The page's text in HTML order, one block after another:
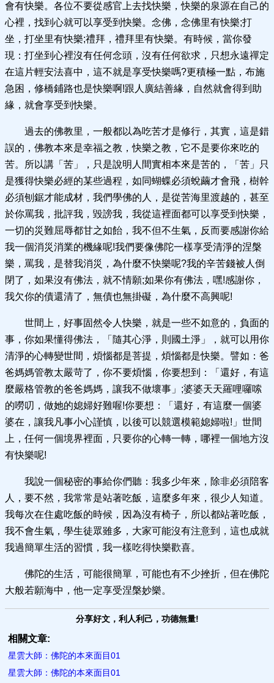
會有快樂。各位不要從感官上去找快樂，快樂的泉源在自己的
心裡，找到心就可以享受到快樂。念佛，念佛里有快樂;打
坐，打坐里有快樂;禮拜，禮拜里有快樂。有時候，當你發
現：打坐到心裡沒有任何念頭，沒有任何欲求，只想永遠禪定
在這片輕安法喜中，這不就是享受快樂嗎?更積極一點，布施
急困，修橋鋪路也是快樂啊!跟人廣結善緣，自然就會得到助
緣，就會享受到快樂。
過去的佛教里，一般都以為吃苦才是修行，其實，這是錯
誤的，佛教本來是幸福之教，快樂之教，它不是要你來吃的
苦。所以講「苦」，只是說明人間實相本來是苦的，「苦」只
是獲得快樂必經的某些過程，如同蝴蝶必須蛻繭才會飛，樹幹
必須刨鋸才能成材，我們學佛的人，是從苦海里渡越的，甚至
於你罵我，批評我，毀謗我，我從這裡面都可以享受到快樂，
一切的災難屈辱都甘之如飴，我不但不生氣，反而要感謝你給
我一個消災消業的機緣呢!我們要像佛陀一樣享受清淨的涅槃
樂，罵我，是替我消災，為什麼不快樂呢?我的辛苦錢被人倒
閉了，如果沒有佛法，就不情願;如果你有佛法，嘿!感謝你，
我欠你的債還清了，無債也無掛礙，為什麼不高興呢!
世間上，好事固然令人快樂，就是一些不如意的，負面的
事，你如果懂得佛法，「隨其心淨，則國土淨」，就可以用你
清淨的心轉變世間，煩惱都是菩提，煩惱都是快樂。譬如：爸
爸媽媽管教太嚴苛了，你不要煩惱，你要想到：「還好，有這
麼嚴格管教的爸爸媽媽，讓我不做壞事」;婆婆天天羅哩囉嗦
的嘮叨，做她的媳婦好難喔!你要想：「還好，有這麼一個婆
婆在，讓我凡事小心謹慎，以後可以競選模範媳婦啦!」世間
上，任何一個境界裡面，只要你的心轉一轉，哪裡一個地方沒
有快樂呢!
我說一個秘密的事給你們聽：我多少年來，除非必須陪客
人，要不然，我常常是站著吃飯，這麼多年來，很少人知道。
我每次在住處吃飯的時候，因為沒有椅子，所以都站著吃飯，
我不會生氣，學生徒眾雖多，大家可能沒有注意到，這也成就
我過簡單生活的習慣，我一樣吃得快樂歡喜。
佛陀的生活，可能很簡單，可能也有不少挫折，但在佛陀
大般若願海中，他一定享受涅槃妙樂。
分享好文，利人利己，功德無量!
相關文章:
星雲大師：佛陀的本來面目01
星雲大師：佛陀的本來面目01